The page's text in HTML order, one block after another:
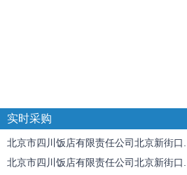
实时采购
北京市四川饭店有限责任公司北京新街口...
北京市四川饭店有限责任公司北京新街口...